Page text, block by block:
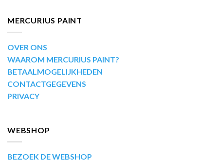
MERCURIUS PAINT
OVER ONS
WAAROM MERCURIUS PAINT?
BETAALMOGELIJKHEDEN
CONTACTGEGEVENS
PRIVACY
WEBSHOP
BEZOEK DE WEBSHOP